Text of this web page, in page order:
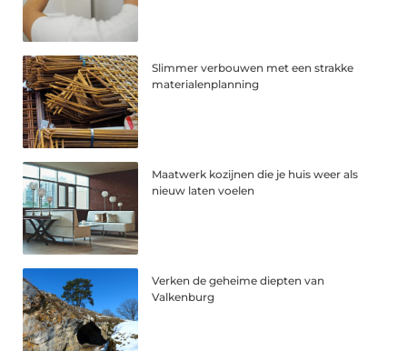
Slimmer verbouwen met een strakke
materialenplanning
Maatwerk kozijnen die je huis weer als
nieuw laten voelen
Verken de geheime diepten van
Valkenburg